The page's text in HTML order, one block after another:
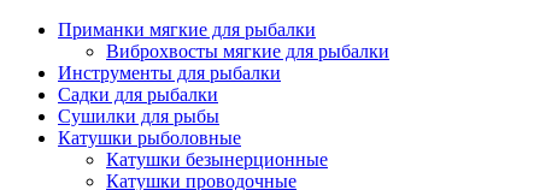
Приманки мягкие для рыбалки
Виброхвосты мягкие для рыбалки
Инструменты для рыбалки
Садки для рыбалки
Сушилки для рыбы
Катушки рыболовные
Катушки безынерционные
Катушки проводочные